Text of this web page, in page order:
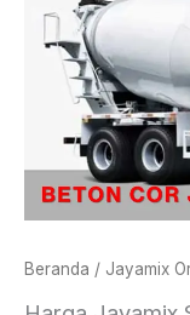
Beranda / Jayamix